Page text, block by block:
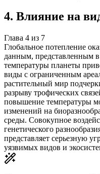
4. Влияние на
Глава 4 из 7
Глобальное потепление
данным, представленным
температуры планеты
виды с ограниченным
растительный мир
разрыву трофических
повышение температуры
изменений на
среды. Совокупное
генетического
представляет серьезную
уязвимых видов и